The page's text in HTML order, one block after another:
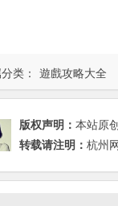
类： 遊戲攻略大全
版权声明： 本站原
转载请注明： 杭州